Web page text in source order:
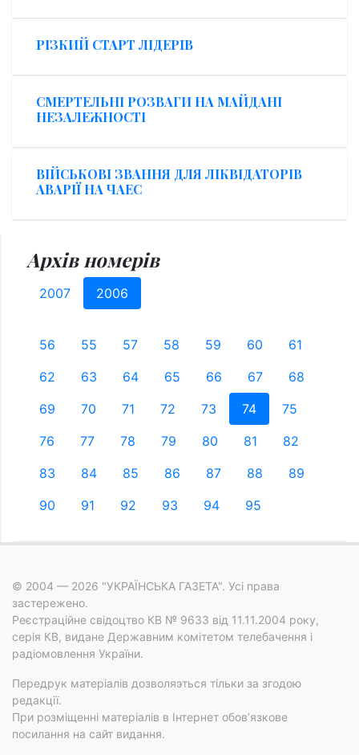
РІЗКИЙ СТАРТ ЛІДЕРІВ
СМЕРТЕЛЬНІ РОЗВАГИ НА МАЙДАНІ
НЕЗАЛЕЖНОСТІ
ВІЙСЬКОВІ ЗВАННЯ ДЛЯ ЛІКВІДАТОРІВ
АВАРІЇ НА ЧАЕС
Архів номерів
2007 2006
56 55 57 58 59 60
61
62
63 64 65 66 67
68
69
70 71 72 73 74
75
76
77 78 79 80 81
82
83
84 85 86 87 88
89
90
91 92 93 94 95
© 2004 — 2026 "УКРАЇНСЬКА ГАЗЕТА". Усі права
застережено.
Реєстраційне свідоцтво КВ № 9633 від 11.11.2004 року,
серія КВ, видане Державним комітетом телебачення і
радіомовлення України.
Передрук матеріалів дозволяэться тільки за згодою
редакції.
При розміщенні матеріалів в Інтернет обов’язкове
посилання на сайт видання.